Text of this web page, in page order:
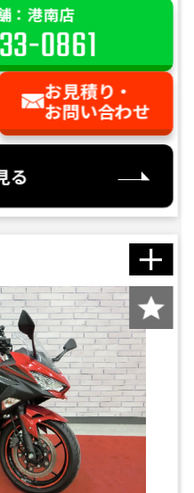
：港南店
0861
お見積り・
お問い合わせ
る